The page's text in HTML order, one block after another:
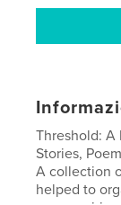
Threshold: A
Stories,
A collection
helped to